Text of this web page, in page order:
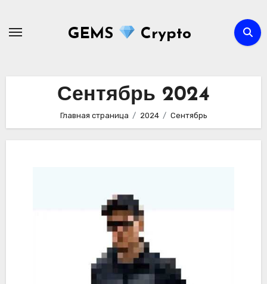
GEMS Crypto
Сентябрь 2024
Главная страница 2024 Сентябрь